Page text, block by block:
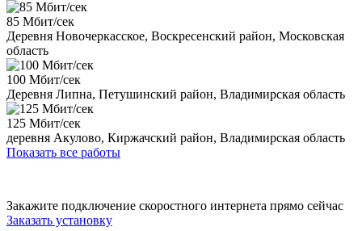
85 Мбит/сек
Деревня Новочеркасское, Воскресенский район, Московская
область
100 Мбит/сек
Деревня Липна, Петушинский район, Владимирская область
125 Мбит/сек
деревня Акулово, Киржачский район, Владимирская область
Показать все работы
Закажите подключение скоростного интернета прямо сейчас
Заказать установку